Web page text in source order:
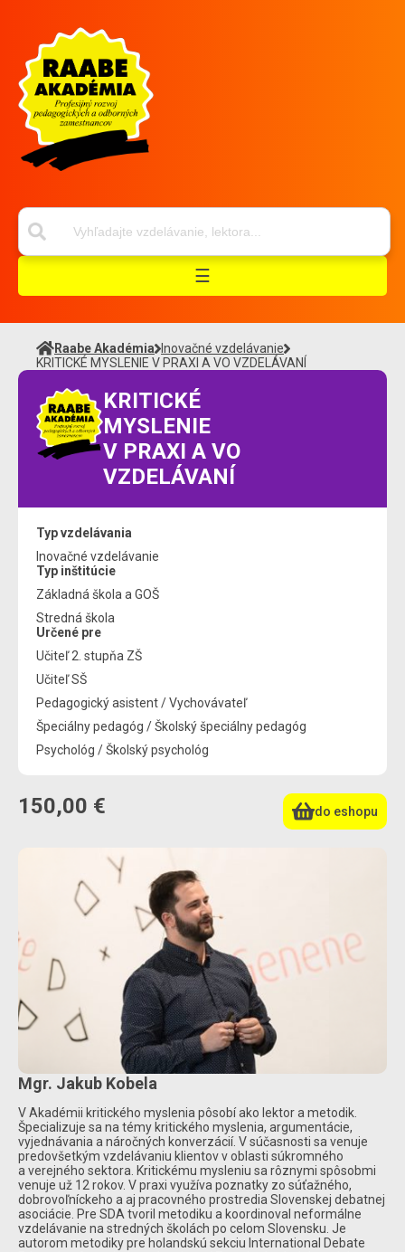
☰
Raabe Akadémia
Inovačné vzdelávanie
KRITICKÉ MYSLENIE V PRAXI A VO VZDELÁVANÍ
KRITICKÉ
MYSLENIE
V PRAXI A VO
VZDELÁVANÍ
Typ vzdelávania
Inovačné vzdelávanie
Typ inštitúcie
Základná škola a GOŠ
Stredná škola
Určené pre
Učiteľ 2. stupňa ZŠ
Učiteľ SŠ
Pedagogický asistent / Vychovávateľ
Špeciálny pedagóg / Školský špeciálny pedagóg
Psychológ / Školský psychológ
150,00 € do eshopu
Mgr. Jakub Kobela
V Akadémii kritického myslenia pôsobí ako lektor a metodik.
Špecializuje sa na témy kritického myslenia, argumentácie,
vyjednávania a náročných konverzácií. V súčasnosti sa venuje
predovšetkým vzdelávaniu klientov v oblasti súkromného
a verejného sektora. Kritickému mysleniu sa rôznymi spôsobmi
venuje už 12 rokov. V praxi využíva poznatky zo súťažného,
dobrovoľníckeho a aj pracovného prostredia Slovenskej debatnej
asociácie. Pre SDA tvoril metodiku a koordinoval neformálne
vzdelávanie na stredných školách po celom Slovensku. Je
autorom metodiky pre holandskú sekciu International Debate